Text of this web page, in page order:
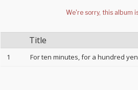
Title
1 For ten minutes, for a hundred yen